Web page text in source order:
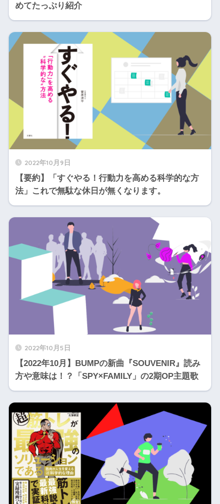
めてたっぷり紹介
2022年10月9日
【要約】「すぐやる！行動力を高める科学的な方
法」これで無駄な休日が無くなります。
2022年10月5日
【2022年10月】BUMPの新曲『SOUVENIR』読み
方や意味は！？「SPY×FAMILY」の2期OP主題歌